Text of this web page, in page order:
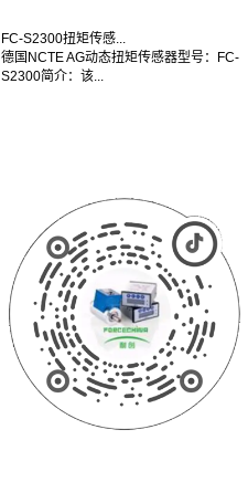
FC-S2300扭矩传感...
德国NCTE AG动态扭矩传感器型号：FC-
S2300简介：该...